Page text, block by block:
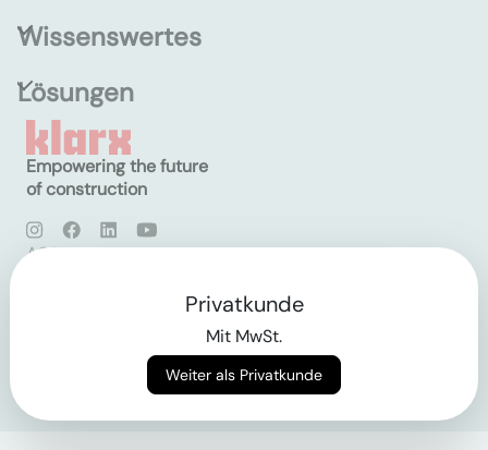
Wissenswertes
Lösungen
Empowering the future
of construction
AGB
Privatkunde
Mit MwSt.
Weiter als Privatkunde